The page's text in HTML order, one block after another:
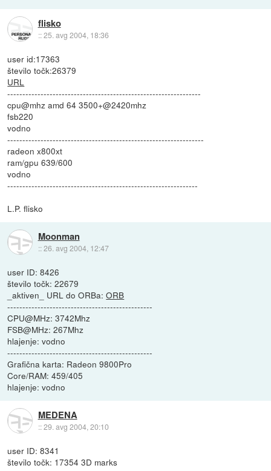
flisko
::25. avg 2004, 18:36
user id:17363
število točk:26379
URL
----------------------------------------------------------------
cpu@mhz amd 64 3500+@2420mhz
fsb220
vodno
-----------------------------------------------------------------
radeon x800xt
ram/gpu 639/600
vodno
---------------------------------------------------------------
L.P. flisko
Moonman
::26. avg 2004, 12:47
user ID: 8426
število točk: 22679
_aktiven_ URL do ORBa:ORB
------------------------------------------------
CPU@MHz: 3742Mhz
FSB@MHz: 267Mhz
hlajenje: vodno
------------------------------------------------
Grafična karta: Radeon 9800Pro
Core/RAM: 459/405
hlajenje: vodno
MEDENA
::29. avg 2004, 20:10
user ID: 8341
število točk: 17354 3D marks